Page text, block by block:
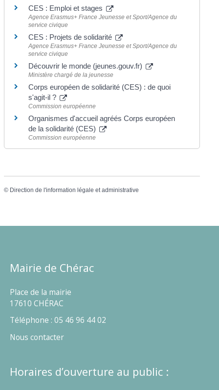
CES : Emploi et stages
Agence Erasmus+ France Jeunesse et Sport/Agence du
service civique
CES : Projets de solidarité
Agence Erasmus+ France Jeunesse et Sport/Agence du
service civique
Découvrir le monde (jeunes.gouv.fr)
Ministère chargé de la jeunesse
Corps européen de solidarité (CES) : de quoi
s'agit-il ?
Commission européenne
Organismes d'accueil agréés Corps européen
de la solidarité (CES)
Commission européenne
© Direction de l'information légale et administrative
Mairie de Chérac
Place de la mairie
17610 CHÉRAC
Téléphone : 05 46 96 44 02
Nous contacter
Horaires d’ouverture au public :